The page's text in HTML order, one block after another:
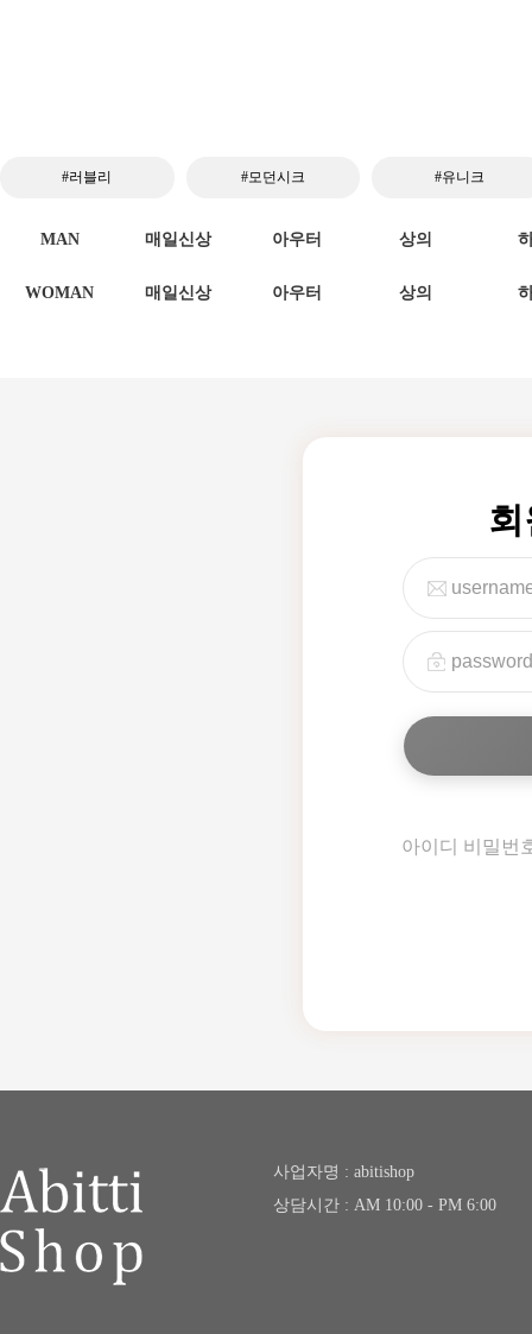
#러블리 #모던시크 #유니크
MAN 매일신상 아우터 상의
WOMAN 매일신상 아우터 상의
아이디 비밀번
사업자명 : abitishop
상담시간 : AM 10:00 - PM 6:00